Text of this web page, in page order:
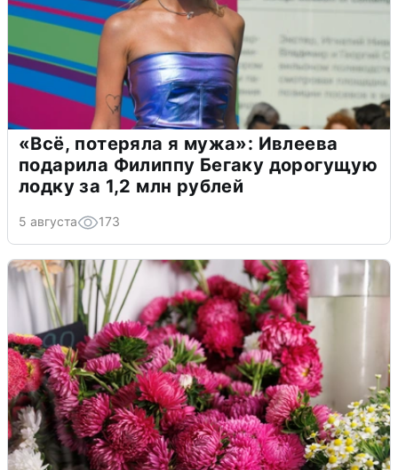
«Всё, потеряла я мужа»: Ивлеева
подарила Филиппу Бегаку дорогущую
лодку за 1,2 млн рублей
5 августа 173